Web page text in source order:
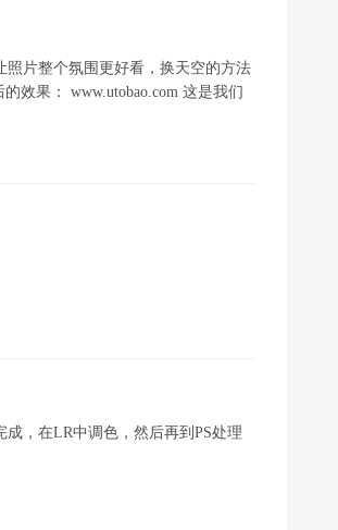
片整个氛围更好看，换天空的方法
效果： www.utobao.com 这是我们
，在LR中调色，然后再到PS处理